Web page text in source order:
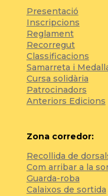
Presentació
Inscripcions
Reglament
Recorregut
Classificacions
Samarreta i
Cursa solidària
Patrocinadors
Anteriors Edicions
Zona corredor:
Recollida de
Com arribar a la
Guarda-roba
Calaixos de sortida